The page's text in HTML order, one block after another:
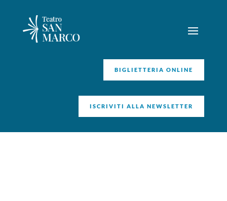
BIGLIETTERIA ONLINE
ISCRIVITI ALLA NEWSLETTER